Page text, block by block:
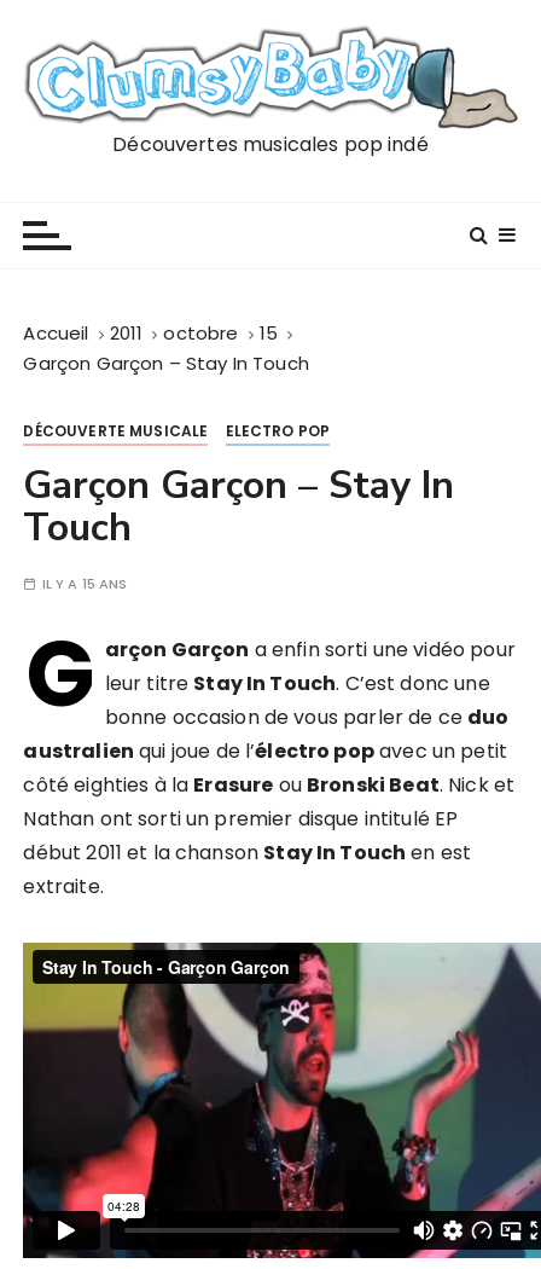
Découvertes musicales pop indé
Accueil 2011 octobre
15
Garçon Garçon – Stay In Touch
DÉCOUVERTE MUSICALE ELECTRO POP
Garçon Garçon – Stay In
Touch
IL Y A 15 ANS
G arçon Garçon a enfin sorti une vidéo pour
leur titre Stay In Touch. C’est donc une
bonne occasion de vous parler de ce duo
australien qui joue de l’électro popavec un petit
côté eighties à la Erasure ou Bronski Beat. Nick et
Nathan ont sorti un premier disque intitulé EP
début 2011 et la chanson Stay In Touch en est
extraite.